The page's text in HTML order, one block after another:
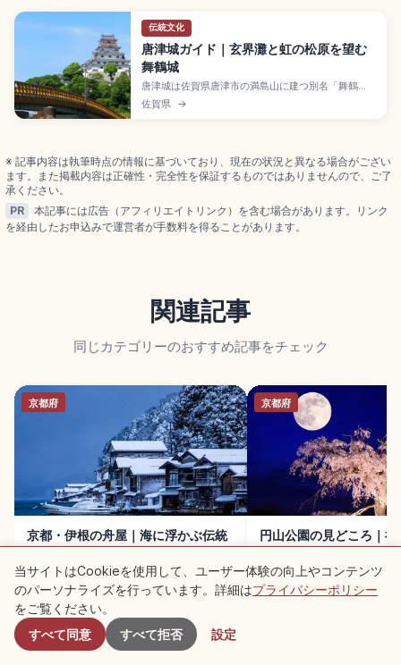
伝統文化
唐津城ガイド｜玄界灘と虹の松原を望む
舞鶴城
唐津城は佐賀県唐津市の満島山に建つ別名「舞鶴
城」で、寺沢広高が1608年に完成させた歴史的な
城。天守閣5階展望フロア(大人500円)から玄界灘と
佐賀県 →
※ 記事内容は執筆時点の情報に基づいており、現在の状況と異なる場合がござい
ます。また掲載内容は正確性・完全性を保証するものではありませんので、ご了
承ください。
PR
本記事には広告（アフィリエイトリンク）を含む場合があります。リンク
を経由したお申込みで運営者が手数料を得ることがあります。
関連記事
同じカテゴリーのおすすめ記事をチェック
京都府
京都・伊根の舟屋｜海に浮かぶ伝統
京都府
円山公園の見どころ｜
付近のスポット
当サイトはCookieを使用して、ユーザー体験の向上やコンテンツ
のパーソナライズを行っています。詳細はプライバシーポリシー
をご覧ください。
すべて同意
すべて拒否 設定